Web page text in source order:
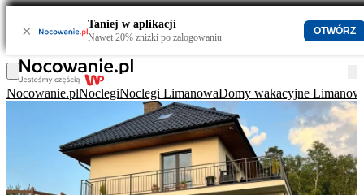
× Taniej w aplikacji
Nawet 20% zniżki po zalogowaniu
OTWÓRZ
Nocowanie.plNoclegiNoclegi LimanowaDomy wakacyjne